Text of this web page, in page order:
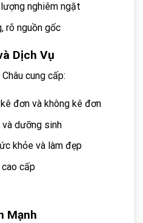
nghiêm ngặt
rõ nguồn gốc
Dịch Vụ
cung cấp:
đơn và không kê đơn
dưỡng sinh
khỏe và làm đẹp
cấp
Mạnh